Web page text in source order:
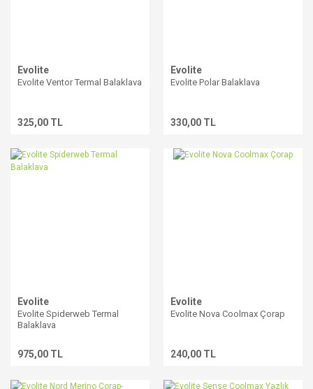
Evolite
Evolite Ventor Termal Balaklava
325,00 TL
Evolite
Evolite Polar Balaklava
330,00 TL
Evolite
Evolite Spiderweb Termal
Balaklava
975,00 TL
Evolite
Evolite Nova Coolmax Çorap
240,00 TL